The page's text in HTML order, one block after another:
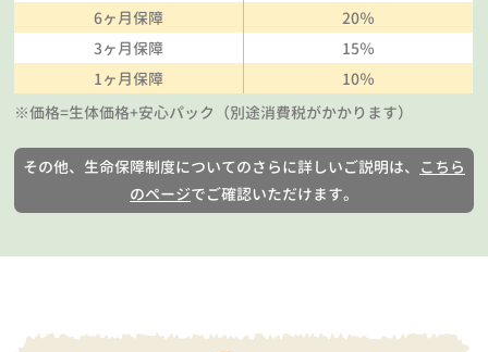
6ヶ月保障
20％
3ヶ月保障
15％
1ヶ月保障
10％
※価格=生体価格+安心パック（別途消費税がかかります）
その他、生命保障制度についてのさらに詳しいご説明は、 こちら
のページでご確認いただけます。